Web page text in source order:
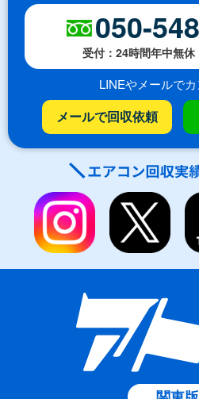
050-
受付：24時間年中無休
LINEやメールで
メールで回収依頼